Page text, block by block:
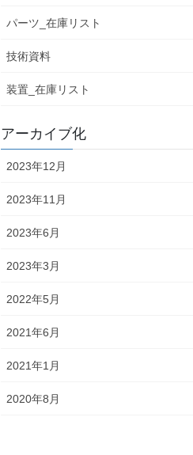
パーツ_在庫リスト
技術資料
装置_在庫リスト
アーカイブ化
2023年12月
2023年11月
2023年6月
2023年3月
2022年5月
2021年6月
2021年1月
2020年8月